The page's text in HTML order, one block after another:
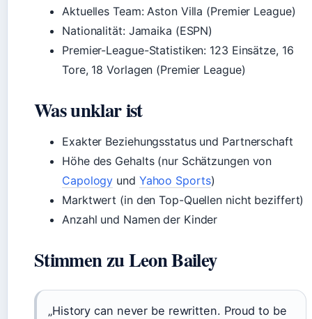
Aktuelles Team: Aston Villa (Premier League)
Nationalität: Jamaika (ESPN)
Premier-League-Statistiken: 123 Einsätze, 16
Tore, 18 Vorlagen (Premier League)
Was unklar ist
Exakter Beziehungsstatus und Partnerschaft
Höhe des Gehalts (nur Schätzungen von
Capology und Yahoo Sports)
Marktwert (in den Top-Quellen nicht beziffert)
Anzahl und Namen der Kinder
Stimmen zu Leon Bailey
„History can never be rewritten. Proud to be